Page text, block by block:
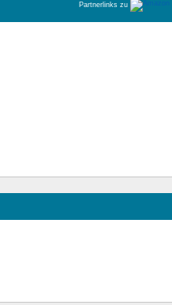
Partnerlinks zu